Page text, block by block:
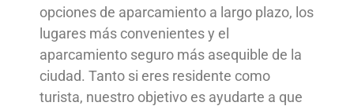
opciones de aparcamiento a largo plazo, los
lugares más convenientes y el
aparcamiento seguro más asequible de la
ciudad. Tanto si eres residente como
turista, nuestro objetivo es ayudarte a que